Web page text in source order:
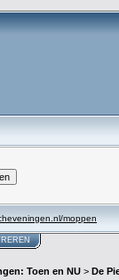
moppen
Toen en NU > De